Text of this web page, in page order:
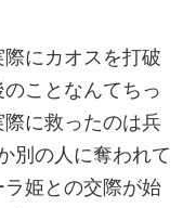
にカオスを打破
ことなんてちっ
に救ったのは兵
別の人に奪われて
姫との交際が始